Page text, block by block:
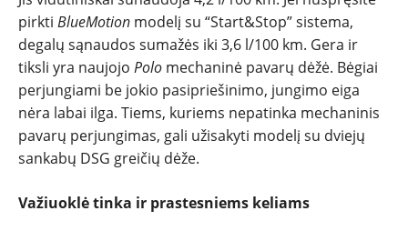
pirkti BlueMotion modelį su “Start&Stop” sistema,
degalų sąnaudos sumažės iki 3,6 l/100 km. Gera ir
tiksli yra naujojo Polo mechaninė pavarų dėžė. Bėgiai
perjungiami be jokio pasipriešinimo, jungimo eiga
nėra labai ilga. Tiems, kuriems nepatinka mechaninis
pavarų perjungimas, gali užisakyti modelį su dviejų
sankabų DSG greičių dėže.
Važiuoklė tinka ir prastesniems keliams